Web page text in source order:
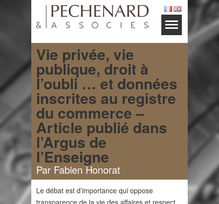
Vie privée, vie
publique, droit à
l’oubli … et données
inscrites au registre
du commerce –
Article publié dans
l’Argus de
l’Enseigne
Par Fabien Honorat
Le débat est d’importance qui oppose